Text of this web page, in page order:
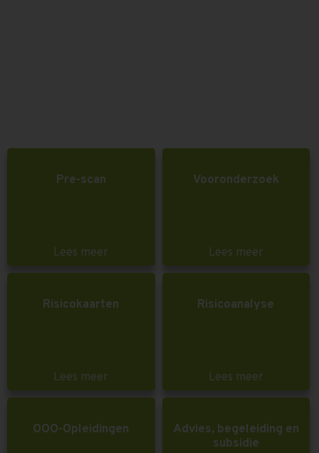
Pre-scan
Lees meer
Vooronderzoek
Lees meer
Risicokaarten
Lees meer
Risicoanalyse
Lees meer
OOO-Opleidingen
Advies, begeleiding en
subsidie